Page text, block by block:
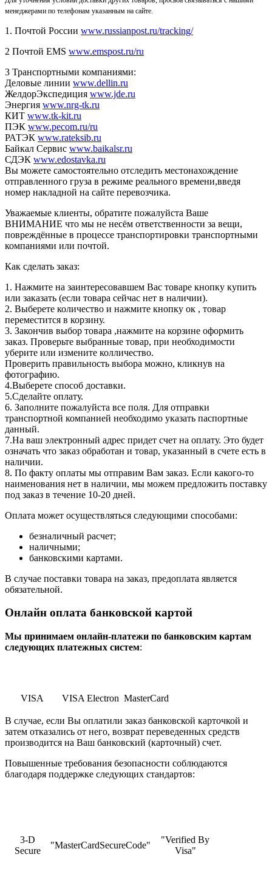
менеджерами по телефонам указанным на сайте.
1. Почтой России www.russianpost.ru/tracking/
2 Почтой EMS www.emspost.ru/ru
3 Транспортными компаниями:
Деловые линии www.dellin.ru
ЖелдорЭкспедиция www.jde.ru
Энергия www.nrg-tk.ru
КИТ www.tk-kit.ru
ПЭК www.pecom.ru/ru
РАТЭК www.rateksib.ru
Байкал Сервис www.baikalsr.ru
СДЭК www.edostavka.ru
Вы можете самостоятельно отследить местонахождение
отправленного груза в режиме реального времени,введя
номер накладной на сайте перевозчика.
Уважаемые клиенты, обратите пожалуйста Ваше
ВНИМАНИЕ что мы не несём ответственности за вещи,
повреждённые в процессе транспортировки транспортными
компаниями или почтой.
Как сделать заказ:
1. Нажмите на заинтересовавшем Вас товаре кнопку купить
или заказать (если товара сейчас нет в наличии).
2. Выберете количество и нажмите кнопку ок , товар
переместится в корзину.
3. Закончив выбор товара ,нажмите на корзине оформить
заказ. Проверьте выбранные товар, при необходимости
уберите или измените колличество.
Проверить правильность выбора можно, кликнув на
фотографию.
4.Выберете способ доставки.
5.Сделайте оплату.
6. Заполните пожалуйста все поля. Для отправки
транспортной компанией необходимо указать паспортные
данный.
7.На ваш электронный адрес придет счет на оплату. Это будет
означать что заказ обработан и товар, указанный в счете есть в
наличии.
8. По факту оплаты мы отправим Вам заказ. Если какого-то
наименования нет в наличии, мы можем предложить поставку
под заказ в течение 10-20 дней.
Оплата может осуществляться следующими способами:
безналичный расчет;
наличными;
банковскими картами.
В случае поставки товара на заказ, предоплата является
обязательной.
Онлайн оплата банковской картой
Мы принимаем онлайн-платежи по банковским картам
cледующих платежных систем:
VISA VISA Electron MasterCard
В случае, если Вы оплатили заказ банковской карточкой и
затем отказались от него, возврат переведенных средств
производится на Ваш банковский (карточный) счет.
Повышенные требования безопасности соблюдаются
благодаря поддержке следующих стандартов:
3-D
Secure
"MasterCardSecureCode"
"Verified By
Visa"